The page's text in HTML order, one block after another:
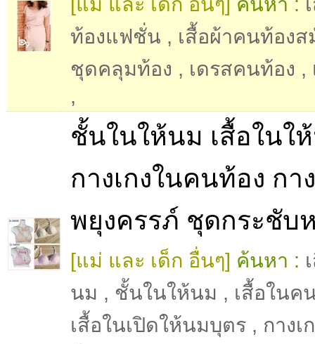
ท้องแฟชั่น , เสื้อผ้าคนท้อง
ชุดคลุมท้อง , เดรสคนท้อง ,
,
ชั้นในให้นม เสื้อในใ
กางเกงในคนท้อง กา
พยุงครรภ์ ชุดกระชับ
[แม่ และ เด็ก อื่นๆ] ค้นหา :
นม , ชั้นในให้นม , เสื้อในค
เสื้อในเปิดให้นมบุตร , กางเ